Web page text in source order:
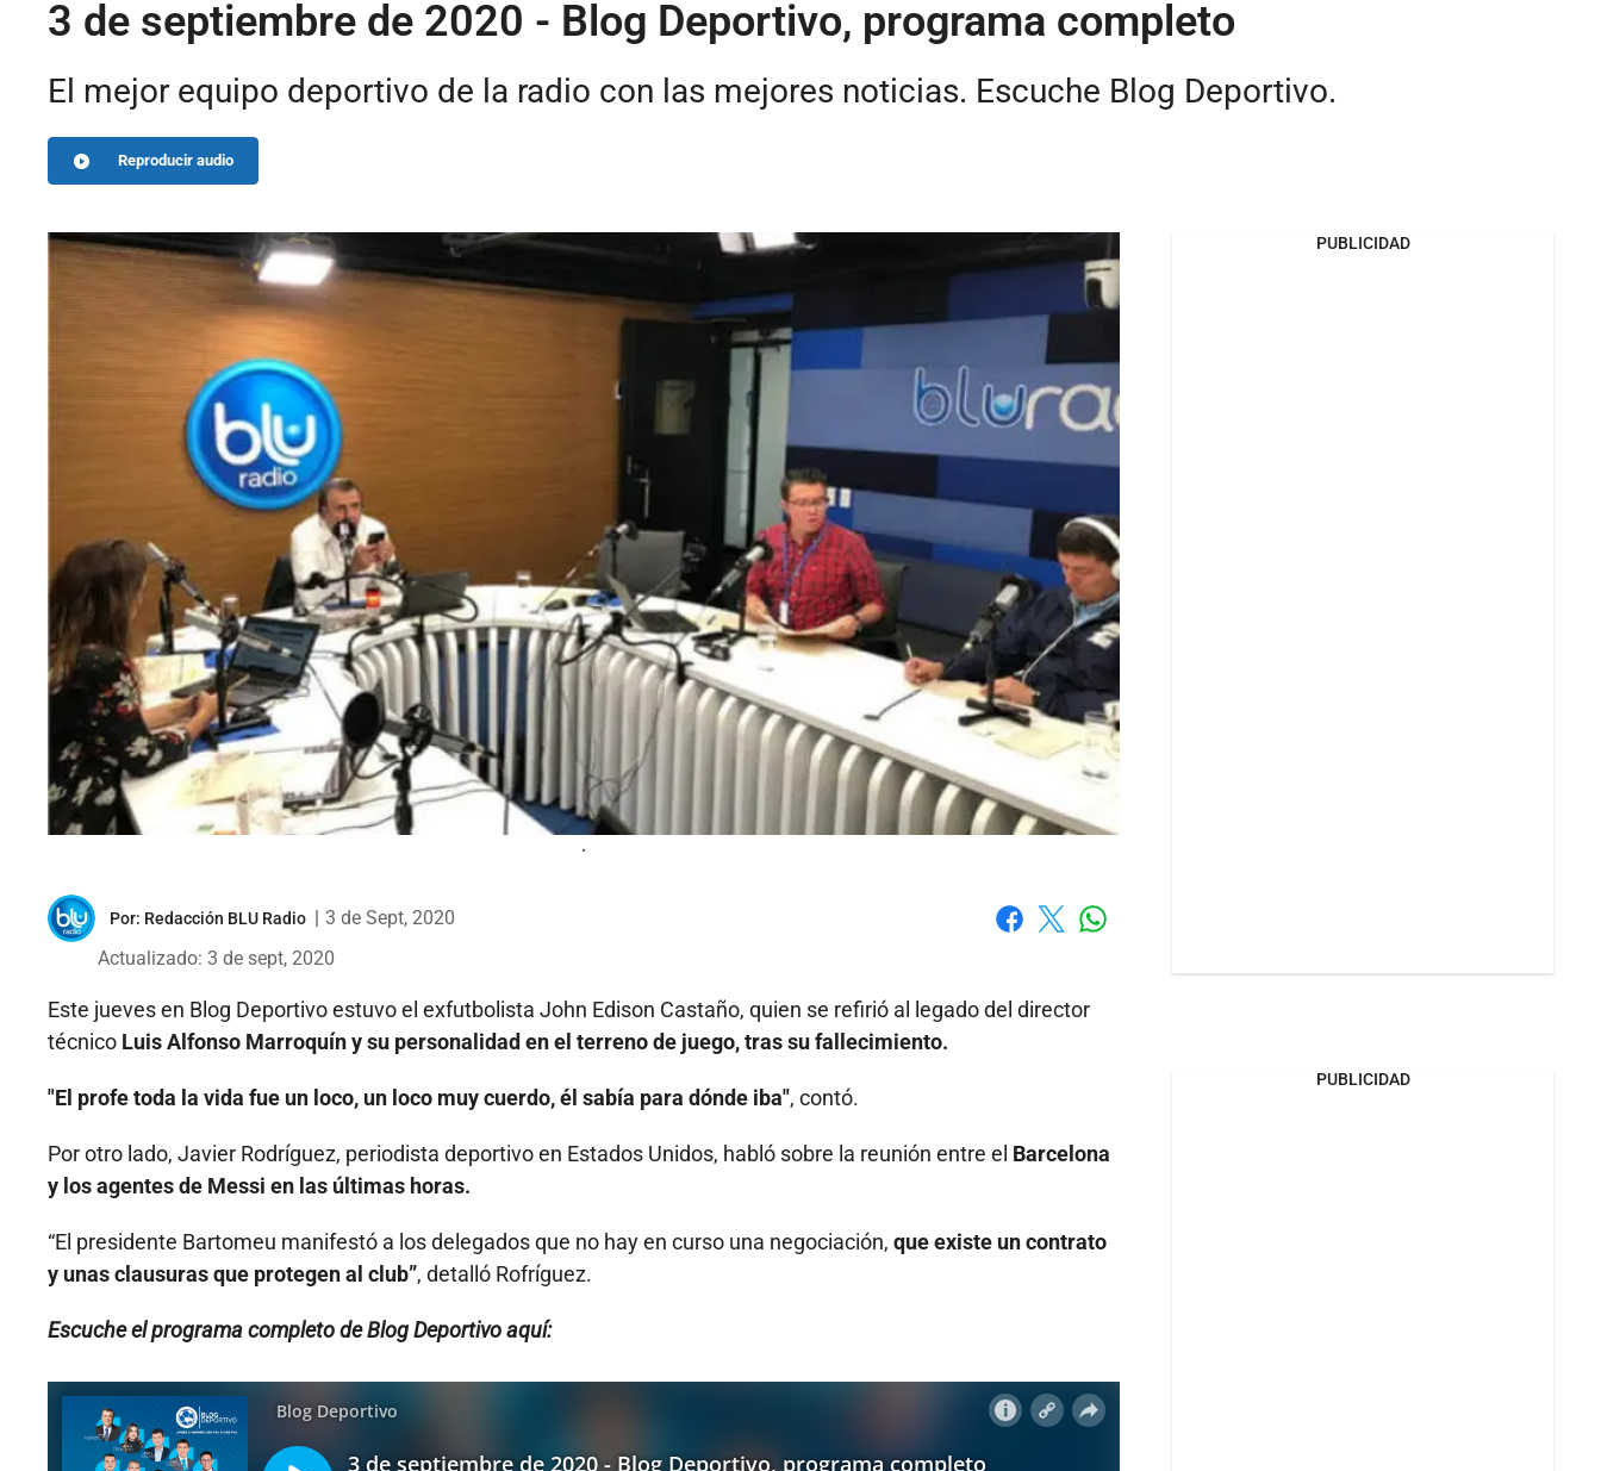
3 de septiembre de 2020 - Blog Deportivo, programa completo
El mejor equipo deportivo de la radio con las mejores noticias. Escuche Blog Deportivo.
Reproducir audio
.
Por: Redacción BLU Radio
3 de Sept, 2020
Actualizado: 3 de sept, 2020
Este jueves en Blog Deportivo estuvo el exfutbolista John Edison Castaño, quien se refirió al legado del director
técnico Luis Alfonso Marroquín y su personalidad en el terreno de juego, tras su fallecimiento.
"El profe toda la vida fue un loco, un loco muy cuerdo, él sabía para dónde iba", contó.
Por otro lado, Javier Rodríguez, periodista deportivo en Estados Unidos, habló sobre la reunión entre el Barcelona
y los agentes de Messi en las últimas horas.
“El presidente Bartomeu manifestó a los delegados que no hay en curso una negociación, que existe un contrato
y unas clausuras que protegen al club”, detalló Rofríguez.
Escuche el programa completo de Blog Deportivo aquí:
PUBLICIDAD
PUBLICIDAD